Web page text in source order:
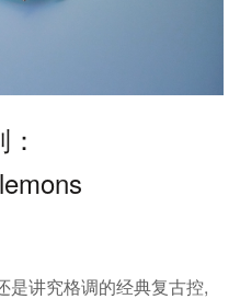
是讲究格调的经典复古控,